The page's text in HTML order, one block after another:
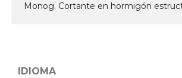
Monog. Cortante en hormigón
IDIOMA